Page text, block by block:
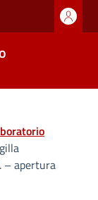
– apertura